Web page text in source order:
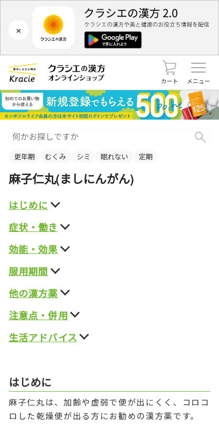
×
カート メニュー
更年期 むくみ シミ 眠れない 定期
麻子仁丸(ましにんがん)
はじめに
症状・働き
効能・効果
服用期間
他の漢方薬
注意点・併用
生活アドバイス
はじめに
麻子仁丸は、加齢や虚弱で便が出にくく、コロコ
ロした乾燥便が出る方にお勧めの漢方薬です。